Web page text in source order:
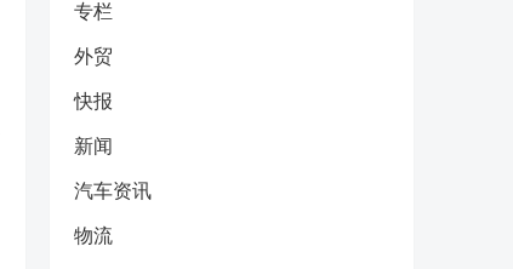
专栏
外贸
快报
新闻
汽车资讯
物流